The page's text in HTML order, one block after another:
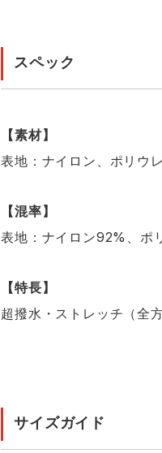
スペック
【素材】
表地：ナイロン、ポリウ
【混率】
表地：ナイロン92%、
【特長】
超撥水・ストレッチ（全
サイズガイド